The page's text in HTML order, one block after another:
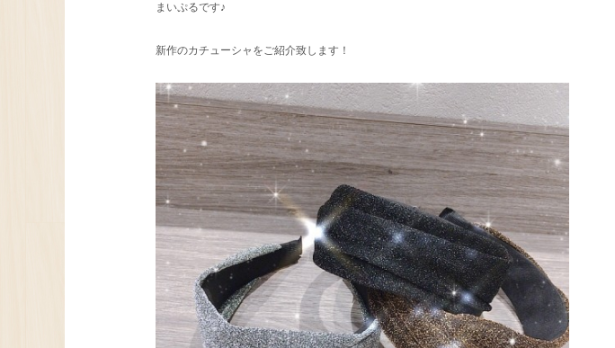
まいぷるです♪
新作のカチューシャをご紹介致します！